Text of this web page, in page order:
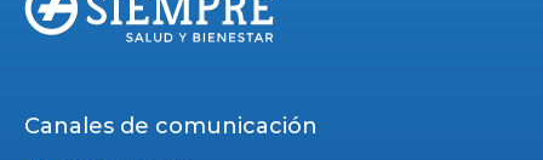
Canales de comunicación